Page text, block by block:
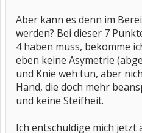
Aber kann es denn im
werden? Bei dieser 7
4 haben muss, bekomme
eben keine Asymetrie
und Knie weh tun, aber
Hand, die doch mehr
und keine Steifheit.
Ich entschuldige mich jetzt